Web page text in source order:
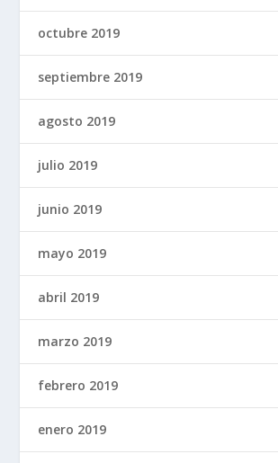
octubre 2019
septiembre 2019
agosto 2019
julio 2019
junio 2019
mayo 2019
abril 2019
marzo 2019
febrero 2019
enero 2019